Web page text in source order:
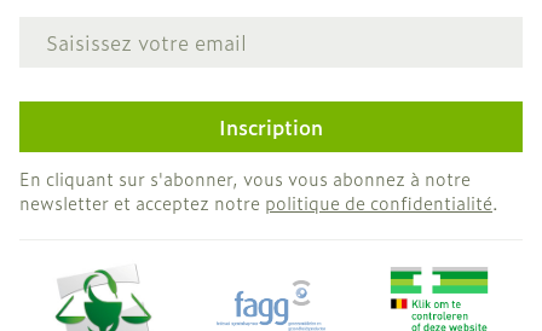
Adresse mail
Inscription
En cliquant sur s'abonner, vous vous abonnez à notre
newsletter et acceptez notre politique de confidentialité.